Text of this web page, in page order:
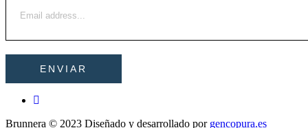
Brunnera © 2023 Diseñado y desarrollado por gencopura.es